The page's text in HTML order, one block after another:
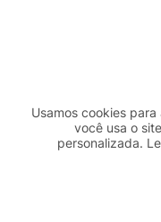
Usamos cookies
você usa o
personalizada.